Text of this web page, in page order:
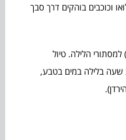
וכוכבים בוהקים דרך סבך
ורבע) למסתורי הלילה. טיול
בלילה במים בטבע,